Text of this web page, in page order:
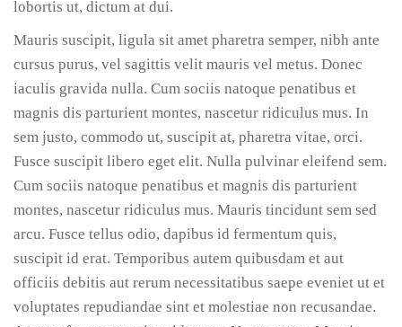
lobortis ut, dictum at dui.
Mauris suscipit, ligula sit amet pharetra semper, nibh ante
cursus purus, vel sagittis velit mauris vel metus. Donec
iaculis gravida nulla. Cum sociis natoque penatibus et
magnis dis parturient montes, nascetur ridiculus mus. In
sem justo, commodo ut, suscipit at, pharetra vitae, orci.
Fusce suscipit libero eget elit. Nulla pulvinar eleifend sem.
Cum sociis natoque penatibus et magnis dis parturient
montes, nascetur ridiculus mus. Mauris tincidunt sem sed
arcu. Fusce tellus odio, dapibus id fermentum quis,
suscipit id erat. Temporibus autem quibusdam et aut
officiis debitis aut rerum necessitatibus saepe eveniet ut et
voluptates repudiandae sint et molestiae non recusandae.